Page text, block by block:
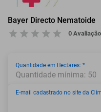
Bayer Directo Nematoide
0 Avaliação
Quantidade em Hectares: *
Quantidade mínima: 50
E-mail cadastrado no site da